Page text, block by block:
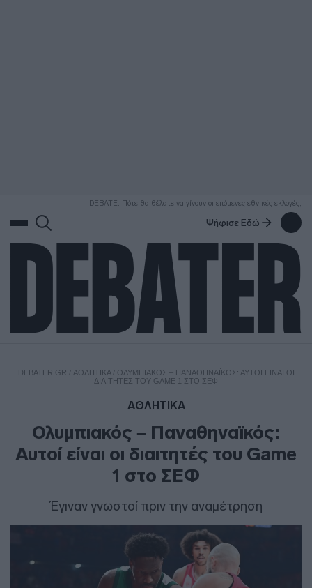
DEBATE: Πότε θα θέλατε να γίνουν οι επόμενες εθνικές εκλογές;
Ψήφισε Εδώ
DEBATER.GR / ΑΘΛΗΤΙΚΑ/ ΟΛΥΜΠΙΑΚΌΣ – ΠΑΝΑΘΗΝΑΪΚΌΣ: ΑΥΤΟΊ ΕΊΝΑΙ ΟΙ
ΔΙΑΙΤΗΤΈΣ ΤΟΥ GAME 1 ΣΤΟ ΣΕΦ
ΑΘΛΗΤΙΚΑ
Ολυμπιακός – Παναθηναϊκός:
Αυτοί είναι οι διαιτητές του Game
1 στο ΣΕΦ
Έγιναν γνωστοί πριν την αναμέτρηση